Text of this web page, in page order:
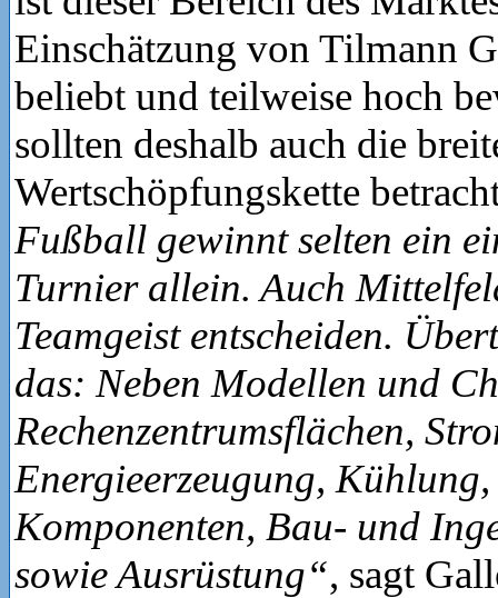
Einschätzung von Tilmann
beliebt und teilweise hoch
sollten deshalb auch die
Wertschöpfungskette
Fußball gewinnt selten ein
Turnier allein. Auch
Teamgeist entscheiden.
das: Neben Modellen und
Rechenzentrumsflächen,
Energieerzeugung,
Komponenten, Bau- und
sowie Ausrüstung“, sagt